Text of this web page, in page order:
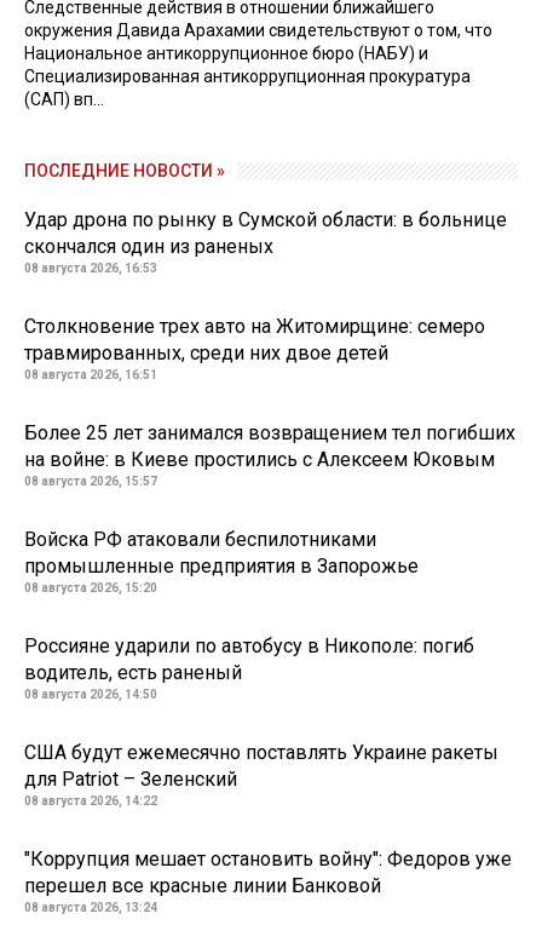
Следственные действия в отношении ближайшего
окружения Давида Арахамии свидетельствуют о том, что
Национальное антикоррупционное бюро (НАБУ) и
Специализированная антикоррупционная прокуратура
(САП) вп...
ПОСЛЕДНИЕ НОВОСТИ »
Удар дрона по рынку в Сумской области: в больнице
скончался один из раненых
08 августа 2026, 16:53
Столкновение трех авто на Житомирщине: семеро
травмированных, среди них двое детей
08 августа 2026, 16:51
Более 25 лет занимался возвращением тел погибших
на войне: в Киеве простились с Алексеем Юковым
08 августа 2026, 15:57
Войска РФ атаковали беспилотниками
промышленные предприятия в Запорожье
08 августа 2026, 15:20
Россияне ударили по автобусу в Никополе: погиб
водитель, есть раненый
08 августа 2026, 14:50
США будут ежемесячно поставлять Украине ракеты
для Patriot – Зеленский
08 августа 2026, 14:22
"Коррупция мешает остановить войну": Федоров уже
перешел все красные линии Банковой
08 августа 2026, 13:24